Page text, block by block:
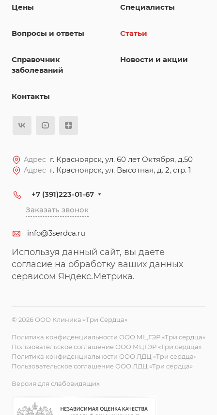
Цены Специалисты
Вопросы и ответы Статьи
Справочник
заболеваний
Новости и акции
Контакты
Адрес г. Красноярск, ул. 60 лет Октября, д.50
Адрес г. Красноярск, ул. Высотная, д. 2, стр. 1
+7 (391)223-01-67
Заказать звонок
info@3serdca.ru
Используя данный сайт, вы даёте
согласие на обработку ваших данных
сервисом Яндекс.Метрика.
© 2026 ООО Клиника «Три Сердца»
Политика конфиденциальности ООО МЦГЭР «Три сердца»
Пользовательское соглашение ООО МЦГЭР «Три сердца»
Политика конфиденциальности ООО ЛДЦ «Три сердца»
Пользовательское соглашение ООО ЛДЦ «Три сердца»
Версия для слабовидящих